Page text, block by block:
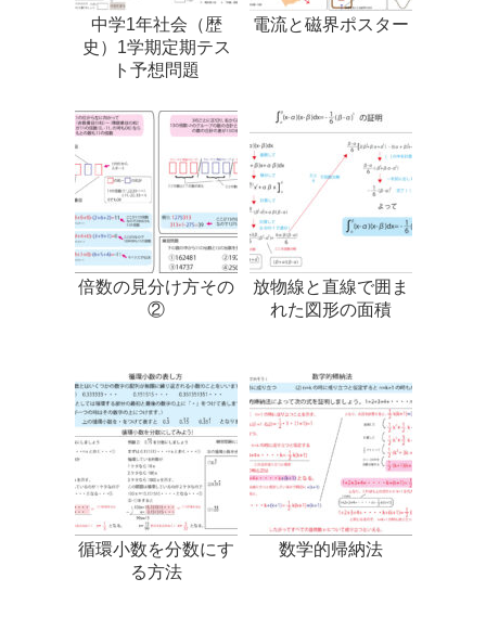
中学1年社会（歴
史）1学期定期テス
ト予想問題
電流と磁界ポスター
倍数の見分け方その
②
放物線と直線で囲ま
れた図形の面積
循環小数を分数にす
る方法
数学的帰納法